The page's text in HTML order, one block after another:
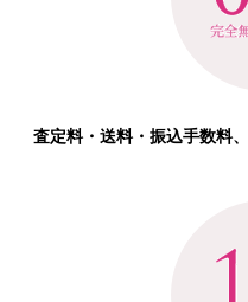
査定料・送料・振込手数料、